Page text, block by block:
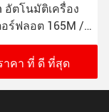
อัตโนมัติเครื่อง
อร์ฟลอต 165M /
าคา ที่ ดี ที่สุด